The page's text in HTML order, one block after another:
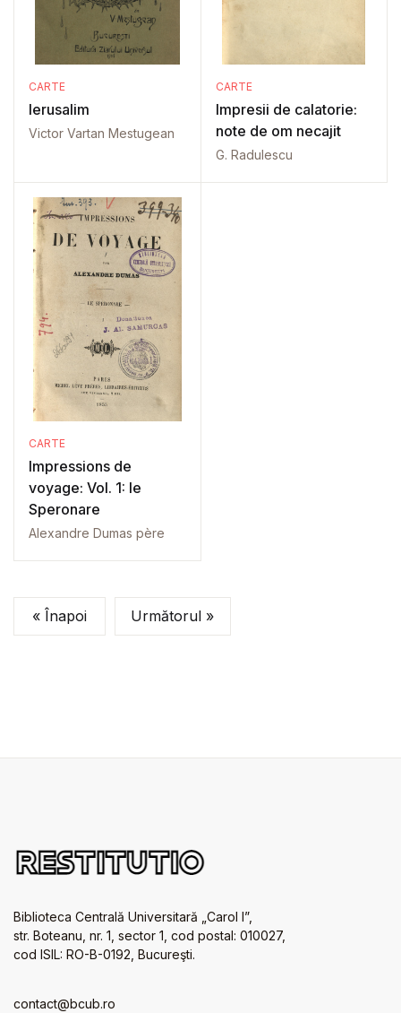
CARTE
Ierusalim
Victor Vartan Mestugean
CARTE
Impresii de calatorie:
note de om necajit
G. Radulescu
CARTE
Impressions de
voyage: Vol. 1: le
Speronare
Alexandre Dumas père
« Înapoi Următorul »
Biblioteca Centrală Universitară „Carol I”,
str. Boteanu, nr. 1, sector 1, cod postal: 010027,
cod ISIL: RO-B-0192, Bucureşti.
contact@bcub.ro